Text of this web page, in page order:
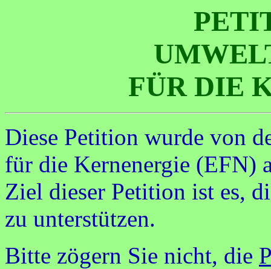
FÜR DIE
Diese Petition wurde von
für die Kernenergie (EFN)
Ziel dieser Petition ist es,
zu unterstützen.
Bitte zögern Sie nicht, die